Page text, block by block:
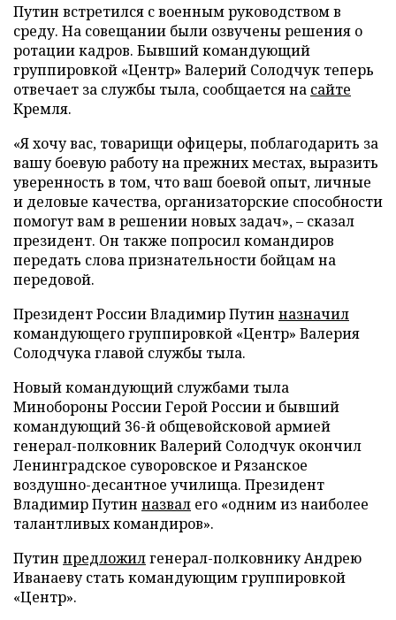
Путин встретился с военным руководством в
среду. На совещании были озвучены решения о
ротации кадров. Бывший командующий
группировкой «Центр» Валерий Солодчук теперь
отвечает за службы тыла, сообщается на сайте
Кремля.
«Я хочу вас, товарищи офицеры, поблагодарить за
вашу боевую работу на прежних местах, выразить
уверенность в том, что ваш боевой опыт, личные
и деловые качества, организаторские способности
помогут вам в решении новых задач», – сказал
президент. Он также попросил командиров
передать слова признательности бойцам на
передовой.
Президент России Владимир Путин назначил
командующего группировкой «Центр» Валерия
Солодчука главой службы тыла.
Новый командующий службами тыла
Минобороны России Герой России и бывший
командующий 36-й общевойсковой армией
генерал-полковник Валерий Солодчук окончил
Ленинградское суворовское и Рязанское
воздушно-десантное училища. Президент
Владимир Путин назвал его «одним из наиболее
талантливых командиров».
Путин предложилгенерал-полковнику Андрею
Иванаеву стать командующим группировкой
«Центр».